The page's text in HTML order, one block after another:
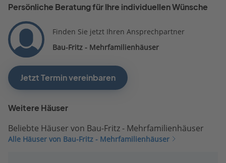
Persönliche Beratung für Ihre individuellen Wünsche
Finden Sie jetzt Ihren Ansprechpartner
Bau-Fritz - Mehrfamilienhäuser
Jetzt Termin vereinbaren
Weitere Häuser
Beliebte Häuser von Bau-Fritz - Mehrfamilienhäuser
Alle Häuser von Bau-Fritz - Mehrfamilienhäuser